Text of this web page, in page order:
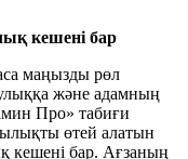
кешені бар
маңызды рөл
және адамның
Про» табиғи
өтей алатын
кешені бар. Ағзаның